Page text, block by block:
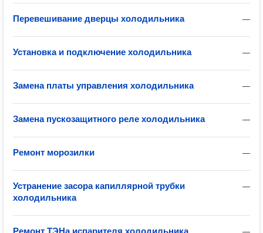
—
Перевешивание дверцы холодильника
—
Установка и подключение холодильника
—
Замена платы управления холодильника
—
Замена пускозащитного реле холодильника
—
Ремонт морозилки
—
Устранение засора капиллярной трубки
холодильника
Ремонт ТЭНа испарителя холодильника